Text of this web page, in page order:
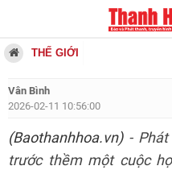
THẾ GIỚI
Vân Bình
2026-02-11 10:56:00
(Baothanhhoa.vn)- Phát
trước thềm một cuộc